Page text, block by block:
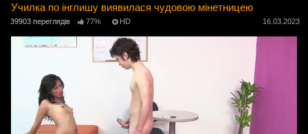
Училка по інглишу виявилася чудовою мінетницею
39903 переглядів 77% HD 16.03.2023